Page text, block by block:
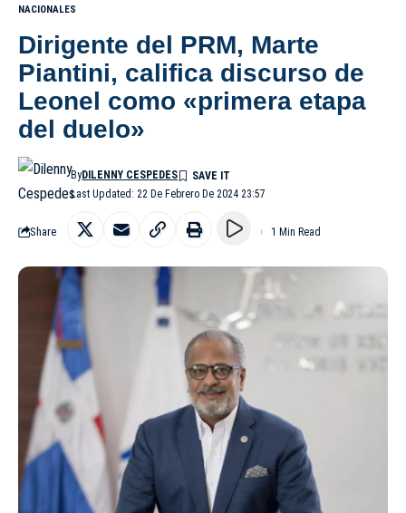
NACIONALES
Dirigente del PRM, Marte
Piantini, califica discurso de
Leonel como «primera etapa
del duelo»
Last Updated: 22 De Febrero De 2024 23:57
ByDILENNY CESPEDES
Share 1 Min Read